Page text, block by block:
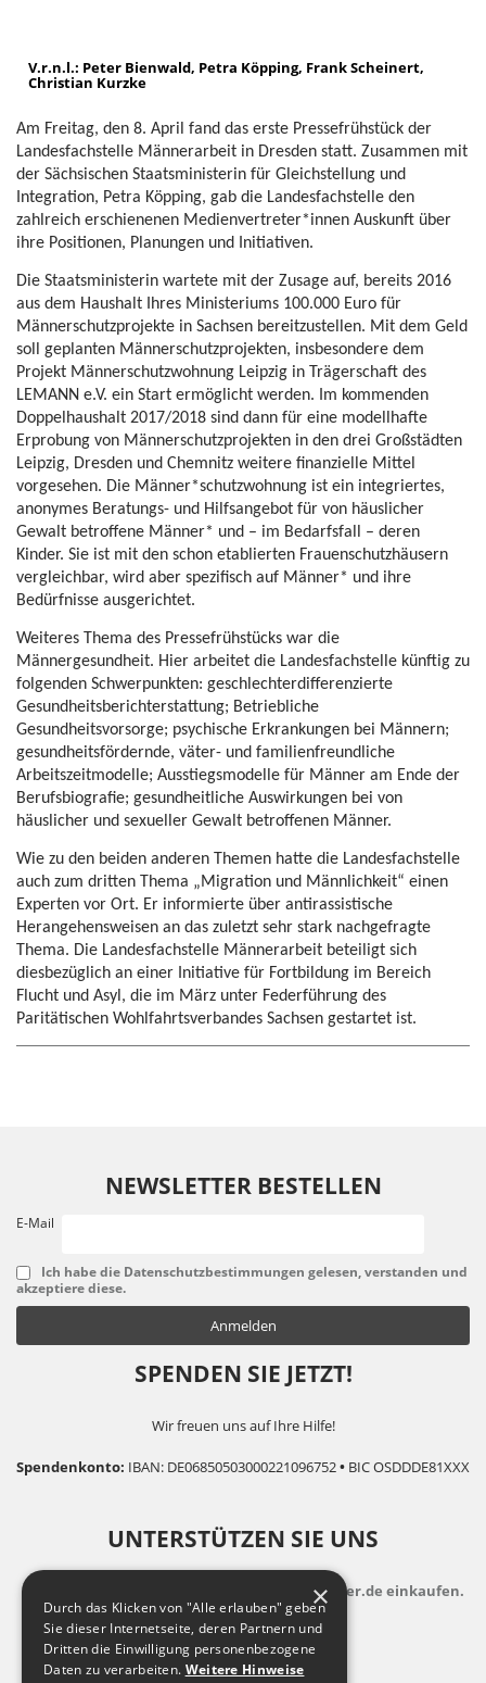
V.r.n.l.: Peter Bienwald, Petra Köpping, Frank Scheinert,
Christian Kurzke
Am Freitag, den 8. April fand das erste Pressefrühstück der
Landesfachstelle Männerarbeit in Dresden statt. Zusammen mit
der Sächsischen Staatsministerin für Gleichstellung und
Integration, Petra Köpping, gab die Landesfachstelle den
zahlreich erschienenen Medienvertreter*innen Auskunft über
ihre Positionen, Planungen und Initiativen.
Die Staatsministerin wartete mit der Zusage auf, bereits 2016
aus dem Haushalt Ihres Ministeriums 100.000 Euro für
Männerschutzprojekte in Sachsen bereitzustellen. Mit dem Geld
soll geplanten Männerschutzprojekten, insbesondere dem
Projekt Männerschutzwohnung Leipzig in Trägerschaft des
LEMANN e.V. ein Start ermöglicht werden. Im kommenden
Doppelhaushalt 2017/2018 sind dann für eine modellhafte
Erprobung von Männerschutzprojekten in den drei Großstädten
Leipzig, Dresden und Chemnitz weitere finanzielle Mittel
vorgesehen. Die Männer*schutzwohnung ist ein integriertes,
anonymes Beratungs- und Hilfsangebot für von häuslicher
Gewalt betroffene Männer* und – im Bedarfsfall – deren
Kinder. Sie ist mit den schon etablierten Frauenschutzhäusern
vergleichbar, wird aber spezifisch auf Männer* und ihre
Bedürfnisse ausgerichtet.
Weiteres Thema des Pressefrühstücks war die
Männergesundheit. Hier arbeitet die Landesfachstelle künftig zu
folgenden Schwerpunkten: geschlechterdifferenzierte
Gesundheitsberichterstattung; Betriebliche
Gesundheitsvorsorge; psychische Erkrankungen bei Männern;
gesundheitsfördernde, väter- und familienfreundliche
Arbeitszeitmodelle; Ausstiegsmodelle für Männer am Ende der
Berufsbiografie; gesundheitliche Auswirkungen bei von
häuslicher und sexueller Gewalt betroffenen Männer.
Wie zu den beiden anderen Themen hatte die Landesfachstelle
auch zum dritten Thema „Migration und Männlichkeit“ einen
Experten vor Ort. Er informierte über antirassistische
Herangehensweisen an das zuletzt sehr stark nachgefragte
Thema. Die Landesfachstelle Männerarbeit beteiligt sich
diesbezüglich an einer Initiative für Fortbildung im Bereich
Flucht und Asyl, die im März unter Federführung des
Paritätischen Wohlfahrtsverbandes Sachsen gestartet ist.
NEWSLETTER BESTELLEN
E-Mail
Ich habe die Datenschutzbestimmungen gelesen, verstanden und
akzeptiere diese.
SPENDEN SIE JETZT!
Wir freuen uns auf Ihre Hilfe!
Spendenkonto: IBAN: DE06850503000221096752• BIC OSDDDE81XXX
UNTERSTÜTZEN SIE UNS
indem Sie zusatzkostenfrei auf Bildungsspender.de einkaufen.
×
Durch das Klicken von "Alle erlauben" geben
Sie dieser Internetseite, deren Partnern und
Dritten die Einwilligung personenbezogene
Daten zu verarbeiten. Weitere Hinweise